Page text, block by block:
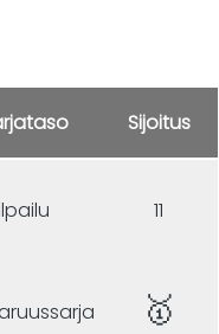
Sijoitus
11
🥇